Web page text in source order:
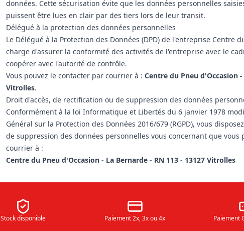
données. Cette sécurisation évite que les données personnelles
puissent être lues en clair par des tiers lors de leur transit.
Délégué à la protection des données personnelles
Le Délégué à la Protection des Données (DPD) de l'entreprise Centre
charge d'assurer la conformité des activités de l'entreprise avec le
coopérer avec l'autorité de contrôle.
Vous pouvez le contacter par courrier à : Centre du Pneu d'Occasion
Vitrolles.
Droit d'accès, de rectification ou de suppression des données
Conformément à la loi Informatique et Libertés du 6 janvier 1978
Général sur la Protection des Données 2016/679 (RGPD), vous
de suppression des données personnelles vous concernant que vous
courrier à :
Centre du Pneu d'Occasion - La Bernarde - RN 113 - 13127 Vitrolles
Stock disponible Paiement 2x, 3x ou 4x Paiement